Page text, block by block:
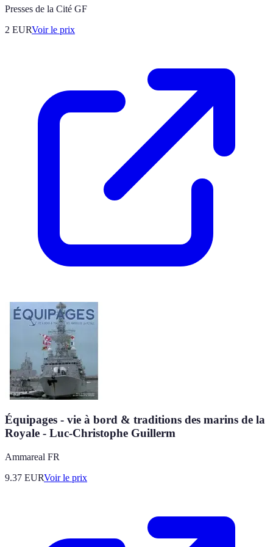
Presses de la Cité GF
2 EURVoir le prix
Équipages - vie à bord & traditions des marins de la
Royale - Luc-Christophe Guillerm
Ammareal FR
9.37 EURVoir le prix